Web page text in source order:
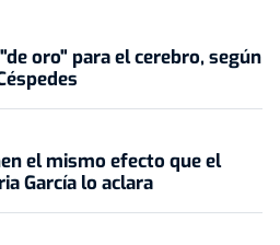
oro" para el cerebro, según
el mismo efecto que el
García lo aclara